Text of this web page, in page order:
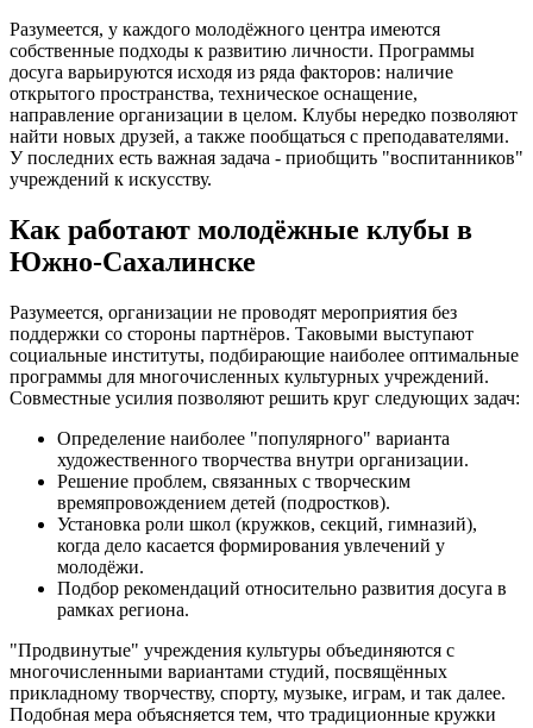
Разумеется, у каждого молодёжного центра имеются
собственные подходы к развитию личности. Программы
досуга варьируются исходя из ряда факторов: наличие
открытого пространства, техническое оснащение,
направление организации в целом. Клубы нередко позволяют
найти новых друзей, а также пообщаться с преподавателями.
У последних есть важная задача - приобщить "воспитанников"
учреждений к искусству.
Как работают молодёжные клубы в
Южно-Сахалинске
Разумеется, организации не проводят мероприятия без
поддержки со стороны партнёров. Таковыми выступают
социальные институты, подбирающие наиболее оптимальные
программы для многочисленных культурных учреждений.
Совместные усилия позволяют решить круг следующих задач:
Определение наиболее "популярного" варианта
художественного творчества внутри организации.
Решение проблем, связанных с творческим
времяпровождением детей (подростков).
Установка роли школ (кружков, секций, гимназий),
когда дело касается формирования увлечений у
молодёжи.
Подбор рекомендаций относительно развития досуга в
рамках региона.
"Продвинутые" учреждения культуры объединяются с
многочисленными вариантами студий, посвящённых
прикладному творчеству, спорту, музыке, играм, и так далее.
Подобная мера объясняется тем, что традиционные кружки